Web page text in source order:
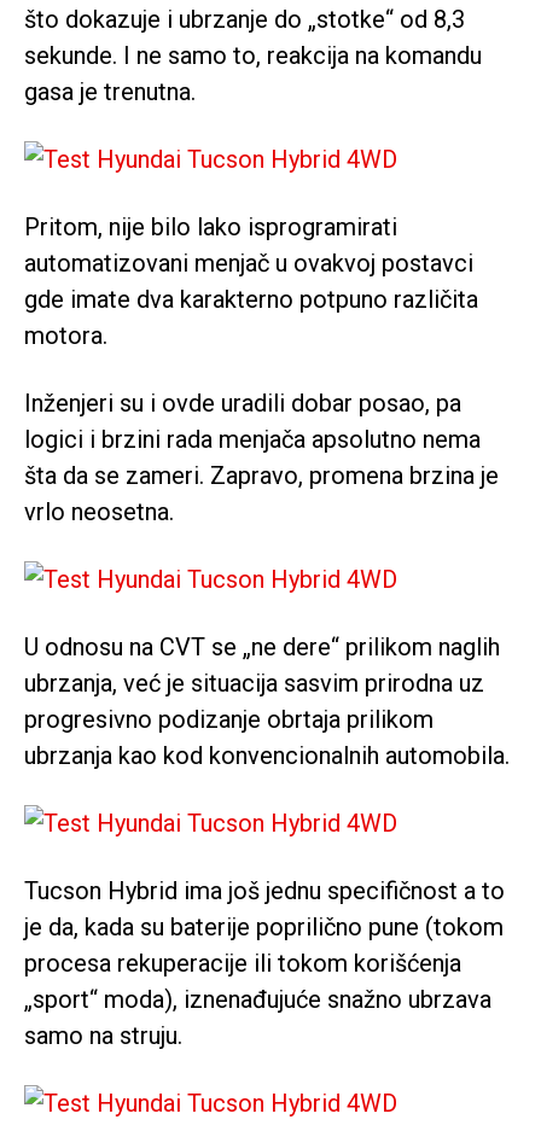
što dokazuje i ubrzanje do „stotke“ od 8,3
sekunde. I ne samo to, reakcija na komandu
gasa je trenutna.
Pritom, nije bilo lako isprogramirati
automatizovani menjač u ovakvoj postavci
gde imate dva karakterno potpuno različita
motora.
Inženjeri su i ovde uradili dobar posao, pa
logici i brzini rada menjača apsolutno nema
šta da se zameri. Zapravo, promena brzina je
vrlo neosetna.
U odnosu na CVT se „ne dere“ prilikom naglih
ubrzanja, već je situacija sasvim prirodna uz
progresivno podizanje obrtaja prilikom
ubrzanja kao kod konvencionalnih automobila.
Tucson Hybrid ima još jednu specifičnost a to
je da, kada su baterije poprilično pune (tokom
procesa rekuperacije ili tokom korišćenja
„sport“ moda), iznenađujuće snažno ubrzava
samo na struju.